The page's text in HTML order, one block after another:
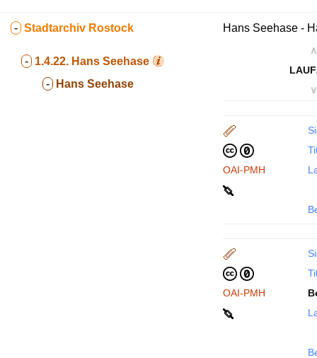
- Stadtarchiv Rostock
- 1.4.22. Hans Seehase
- Hans Seehase
Hans Seehase -
∧
∨
OAI-PMH
OAI-PMH